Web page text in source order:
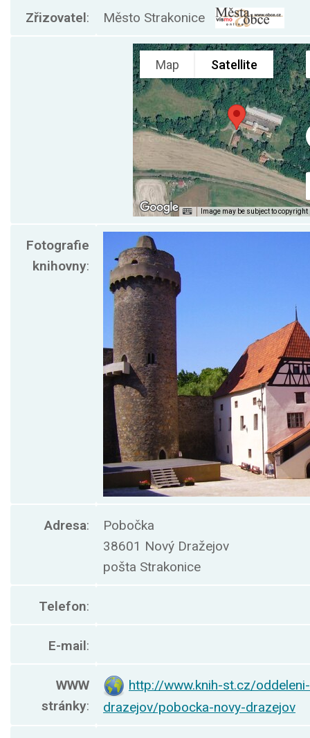
Zřizovatel: Město Strakonice
Fotografie
knihovny:
Adresa:
Pobočka
38601 Nový Dražejov
pošta Strakonice
Telefon:
E-mail:
WWW
stránky:
http://www.knih-st.cz/
drazejov/pobocka-novy-drazejov